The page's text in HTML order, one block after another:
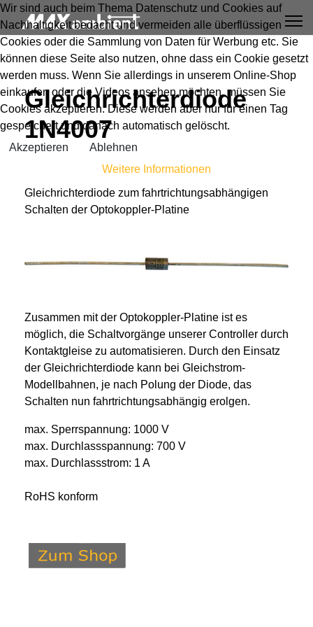
Gleichrichterdiode
1N4007
Gleichrichterdiode zum fahrtrichtungsabhängigen
Schalten der Optokoppler-Platine
Zusammen mit der Optokoppler-Platine ist es
möglich, die Schaltvorgänge unserer Controller durch
Kontaktgleise zu automatisieren. Durch den Einsatz
der Gleichrichterdiode kann bei Gleichstrom-
Modellbahnen, je nach Polung der Diode, das
Schalten nun fahrtrichtungsabhängig erolgen.
max. Sperrspannung: 1000 V
max. Durchlassspannung: 700 V
max. Durchlassstrom: 1 A
RoHS konform
Wir sind auch beim Thema Datenschutz und Cookies auf
Nachhaltigkeit bedacht und vermeiden alle überflüssigen
Cookies oder die Sammlung von Daten für Werbung etc. Sie
können diese Seite also nutzen, ohne dass ein Cookie gesetzt
werden muss. Wenn Sie allerdings in unserem Online-Shop
einkaufen oder die Videos ansehen möchten, müssen Sie
Cookies akzeptieren. Diese werden aber nur für einen Tag
gespeichert und danach automatisch gelöscht.
Akzeptieren
Ablehnen
Weitere Informationen